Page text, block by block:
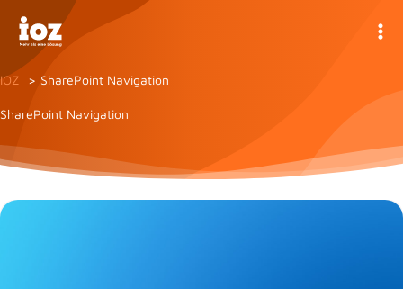
Inhalt
springen
IOZ SharePoint Navigation
SharePoint Navigation